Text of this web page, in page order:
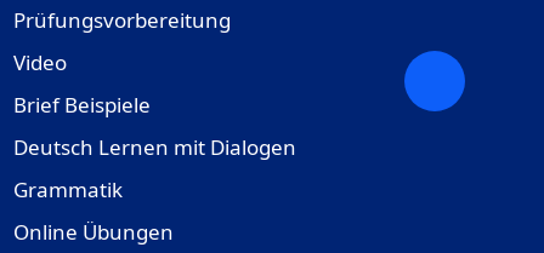
Prüfungsvorbereitung
Video
Brief Beispiele
Deutsch Lernen mit Dialogen
Grammatik
Online Übungen